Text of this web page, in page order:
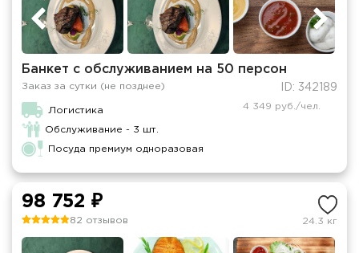
Банкет с обслуживанием на 50 персон
Заказ за сутки (не позднее) ID: 342189
Логистика
Обслуживание - 3 шт.
Посуда премиум одноразовая
4 349 руб./чел.
98 752 ₽
82 отзывов 24.3 кг